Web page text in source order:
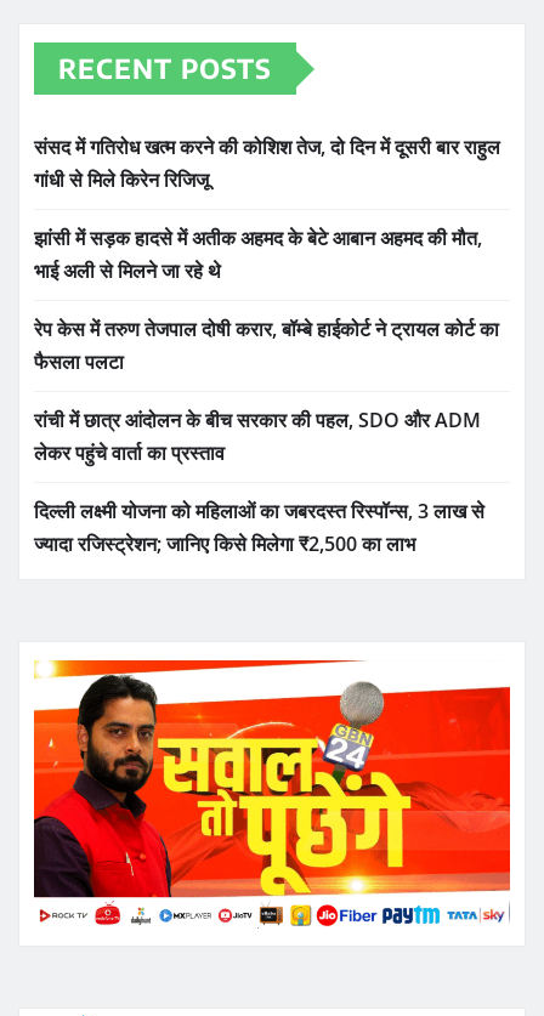
RECENT POSTS
संसद में गतिरोध खत्म करने की कोशिश तेज, दो दिन में दूसरी बार राहुल
गांधी से मिले किरेन रिजिजू
झांसी में सड़क हादसे में अतीक अहमद के बेटे आबान अहमद की मौत,
भाई अली से मिलने जा रहे थे
रेप केस में तरुण तेजपाल दोषी करार, बॉम्बे हाईकोर्ट ने ट्रायल कोर्ट का
फैसला पलटा
रांची में छात्र आंदोलन के बीच सरकार की पहल, SDO और ADM
लेकर पहुंचे वार्ता का प्रस्ताव
दिल्ली लक्ष्मी योजना को महिलाओं का जबरदस्त रिस्पॉन्स, 3 लाख से
ज्यादा रजिस्ट्रेशन; जानिए किसे मिलेगा ₹2,500 का लाभ